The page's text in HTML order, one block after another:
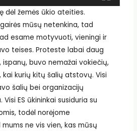
dėl žemės ūkio ateities.
mūsų netenkina, tad
esame motyvuoti, vieningi ir
teises. Proteste labai daug
buvo nemažai vokiečių,
kurių kitų šalių atstovų. Visi
šalių bei organizacijų
ES ūkininkai susiduria su
todėl norėjome
ne vis vien, kas mūsų